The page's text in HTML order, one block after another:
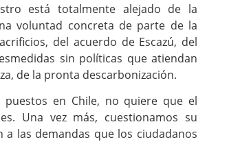
está totalmente alejado de la
voluntad concreta de parte de la
del acuerdo de Escazú, del
sin políticas que atiendan
de la pronta descarbonización.
en Chile, no quiere que el
Una vez más, cuestionamos su
las demandas que los ciudadanos